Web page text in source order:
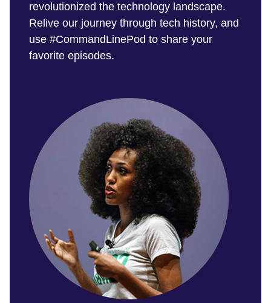
revolutionized the technology landscape.
Relive our journey through tech history, and
use #CommandLinePod to share your
favorite episodes.